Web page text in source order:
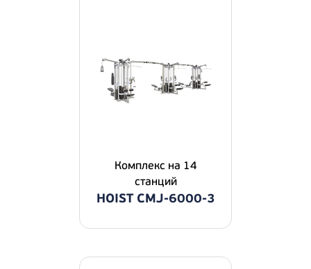
Комплекс на 14
станций
HOIST CMJ-6000-3